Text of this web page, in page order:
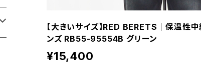
【大きいサイズ】RED BERETS｜保温性
ンズ RB55-95554B グリーン
¥15,400